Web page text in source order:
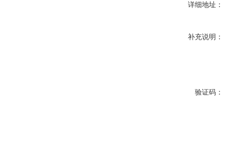
详细地址：
补充说明：
验证码：